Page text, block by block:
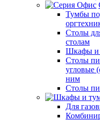
Тумбы
Столы
столам
Шкафы и
Столы
угловые
ним
Столы
Для